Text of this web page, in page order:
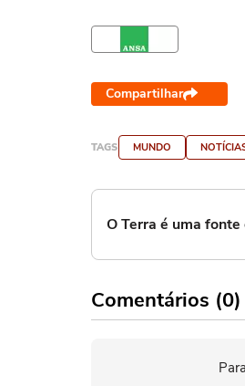
Compartilhar
TAGS MUNDO
O Terra é uma
Comentários (0)